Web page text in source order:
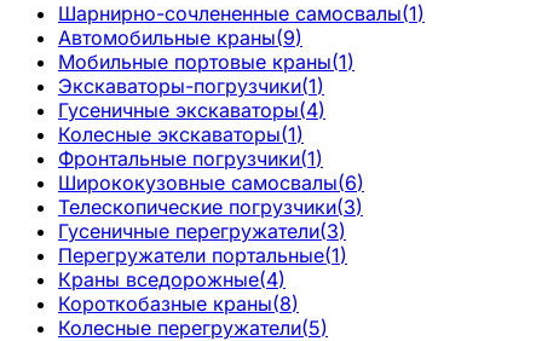
Шарнирно-сочлененные самосвалы(1)
Автомобильные краны(9)
Мобильные портовые краны(1)
Экскаваторы-погрузчики(1)
Гусеничные экскаваторы(4)
Колесные экскаваторы(1)
Фронтальные погрузчики(1)
Ширококузовные самосвалы(6)
Телескопические погрузчики(3)
Гусеничные перегружатели(3)
Перегружатели портальные(1)
Краны вседорожные(4)
Короткобазные краны(8)
Колесные перегружатели(5)